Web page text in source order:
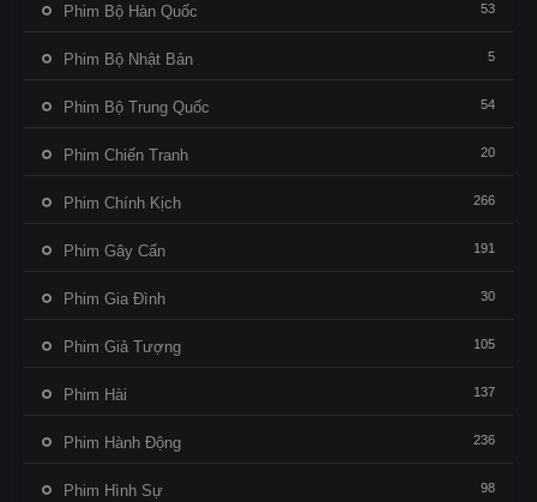
Phim Bộ Hàn Quốc 53
Phim Bộ Nhật Bản 5
Phim Bộ Trung Quốc 54
Phim Chiến Tranh 20
Phim Chính Kịch 266
Phim Gây Cấn 191
Phim Gia Đình 30
Phim Giả Tượng 105
Phim Hài 137
Phim Hành Động 236
Phim Hình Sự 98